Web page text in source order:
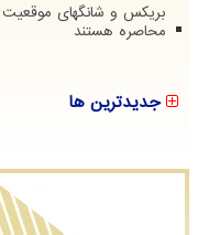
بریکس و شانگهای
محاصره هستند
جدیدترین ها